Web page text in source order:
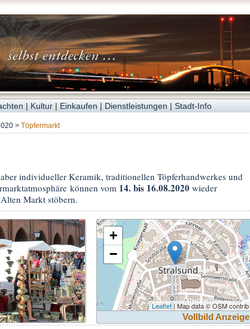
| Kultur| Einkaufen | Dienstleistungen | Stadt-Info
> Töpfermarkt
individueller Keramik, traditionellen Töpferhandwerkes und
können vom 14. bis 16.08.2020 wieder
Markt stöbern.
+
−
Leaflet| Map data © OSM contrib
Vollbild Anzeige